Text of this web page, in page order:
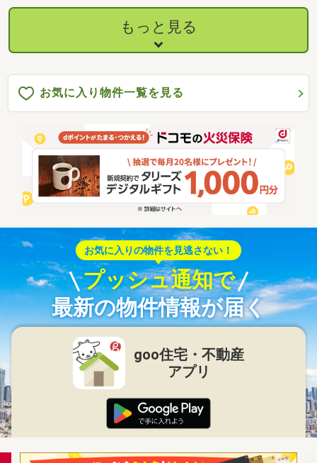
もっと見る
お気に入り物件一覧を見る
お気に入りの物件を見逃さない！
プッシュ通知で
最新の物件情報が届く
goo住宅・不動産
アプリ